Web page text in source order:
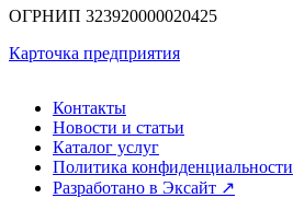
ОГРНИП 323920000020425
Карточка предприятия
Контакты
Новости и статьи
Каталог услуг
Политика конфиденциальности
Разработано в Эксайт ↗